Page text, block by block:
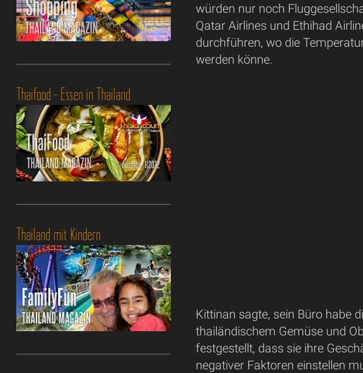
würden nur noch
Qatar Airlines und Ethihad
durchführen, wo die
werden könne.
Kittinan sagte, sein Büro habe
thailändischem Gemüse und
festgestellt, dass sie ihre
negativer Faktoren einstellen
Thaifood - Essen in Thailand
Thailand mit Kindern